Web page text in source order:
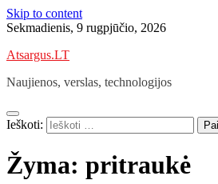
Skip to content
Sekmadienis, 9 rugpjūčio, 2026
Atsargus.LT
Naujienos, verslas, technologijos
Ieškoti:
Žyma: pritraukė